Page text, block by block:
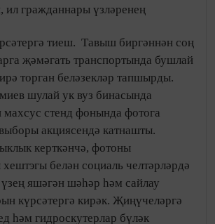
ил гражданнары үзләренең
тиеш. Тавыш биргәннән соң
җәмәгать транспортында бушлай
торган беләзекләр тапшырды.
шулай ук вуз бинасында
стенд фонында фотога
акциясендә катнашты.
керткәнчә, фотоны
белән социаль челтәрләрдә
яшәгән шәһәр һәм сайлау
күрсәтергә кирәк. Җиңүчеләргә
һәм гидроскутерлар бүләк